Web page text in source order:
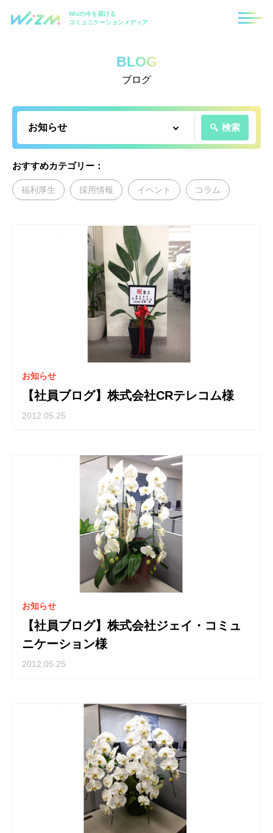
Wizの今を届ける
コミュニケーションメディア
BLOG
ブログ
検索
おすすめカテゴリー：
福利厚生 採用情報 イベント コラム
お知らせ
【社員ブログ】株式会社CRテレコム様
2012.05.25
お知らせ
【社員ブログ】株式会社ジェイ・コミュ
ニケーション様
2012.05.25